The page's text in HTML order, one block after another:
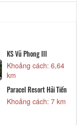
KS Vũ Phong III
Khoảng cách: 6,64
km
Paracel Resort Hải Tiến
Khoảng cách: 7 km